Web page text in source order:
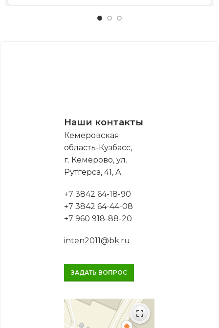
Наши контакты
Кемеровская
область-Кузбасс,
г. Кемерово, ул.
Рутгерса, 41, А
+7 3842 64-18-90
+7 3842 64-44-08
+7 960 918-88-20
inten2011@bk.ru
ЗАДАТЬ ВОПРОС